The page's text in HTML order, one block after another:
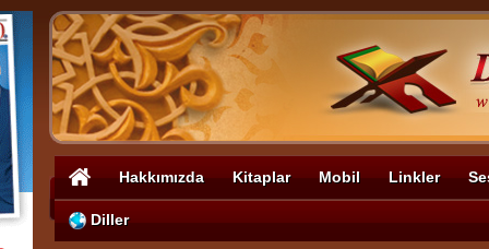
Hakkımızda Kitaplar Mobil Linkler
Diller